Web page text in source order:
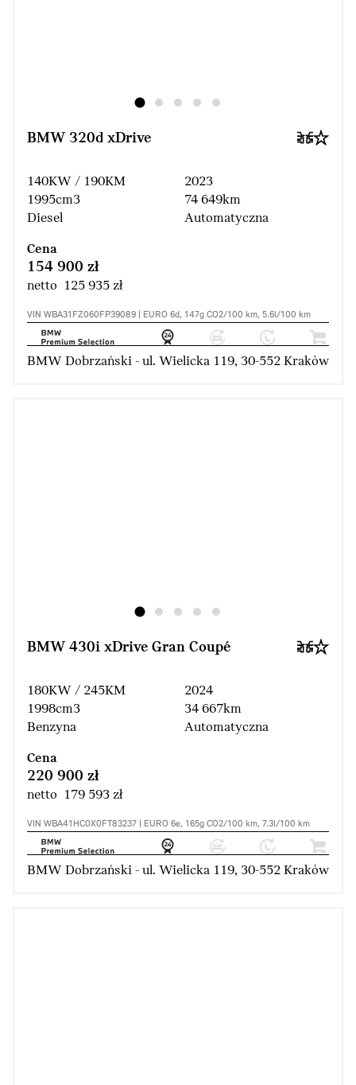
BMW 320d xDrive
140KW / 190KM
1995cm3
Diesel
2023
74 649km
Automatyczna
Cena
154 900 zł
netto 125 935 zł
VIN WBA31FZ060FP39089 | EURO 6d, 147g CO2/100 km, 5.6l/100 km
BMW Dobrzański - ul. Wielicka 119, 30-552 Kraków
BMW 430i xDrive Gran Coupé
180KW / 245KM
1998cm3
Benzyna
2024
34 667km
Automatyczna
Cena
220 900 zł
netto 179 593 zł
VIN WBA41HC0X0FT83237 | EURO 6e, 165g CO2/100 km, 7.3l/100 km
BMW Dobrzański - ul. Wielicka 119, 30-552 Kraków